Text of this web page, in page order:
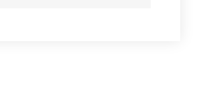
on lisääntynyt
viime vuoden aikana.